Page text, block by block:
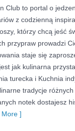
Club to portal o
z codzienną
którzy chcą jeść
przypraw prowadzi
staje się
jak kulinarna
turecka i Kuchnia
tradycje
notek dostajesz
More ]